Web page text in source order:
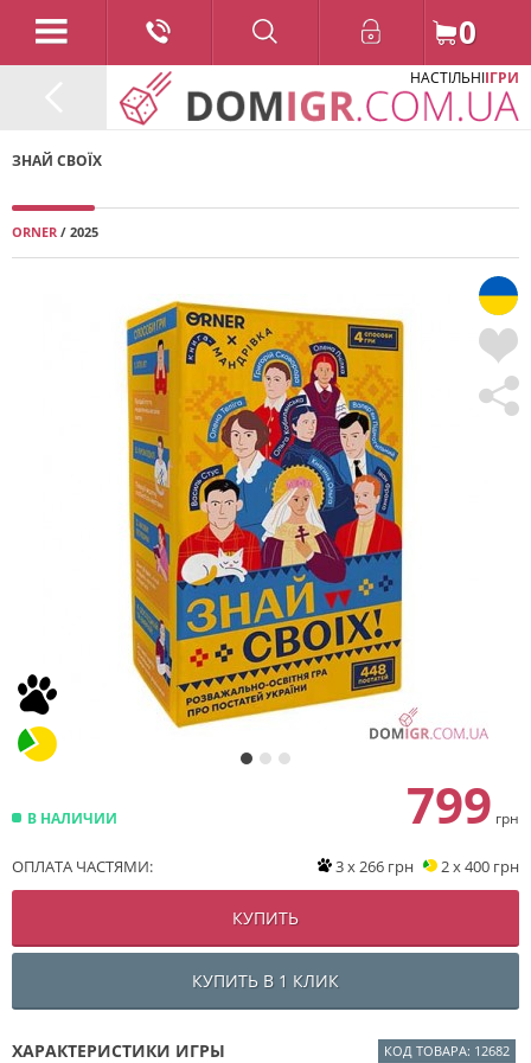
0
НАСТІЛЬНІІГРИ
ЗНАЙ СВОЇХ
ORNER / 2025
В НАЛИЧИИ 799 грн
ОПЛАТА ЧАСТЯМИ: 3 x 266 грн 2 x 400 грн
КУПИТЬ
КУПИТЬ В 1 КЛИК
ХАРАКТЕРИСТИКИ ИГРЫ КОД ТОВАРА: 12682